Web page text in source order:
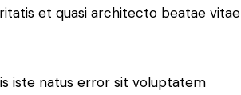
et quasi architecto beatae vitae
iste natus error sit voluptatem